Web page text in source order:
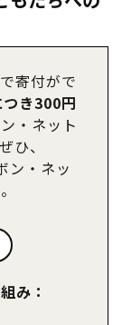
寄付がで
き300円
・ネット
ひ、
ン・ネッ
み：